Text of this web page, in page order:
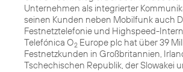
Unternehmen als integrierter
seinen Kunden neben Mobilfunk auch
Festnetztelefonie und Highspeed-
Telefónica O2 Europe plc hat über 39
Festnetzkunden in Großbritannien,
Tschechischen Republik, der Slowakei